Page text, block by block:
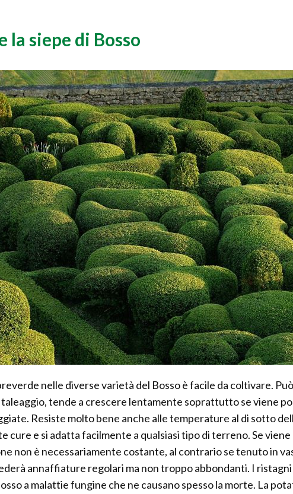
la siepe di Bosso
nelle diverse varietà del Bosso è facile da coltivare.
tende a crescere lentamente soprattutto se viene
Resiste molto bene anche alle temperature al di sotto
cure e si adatta facilmente a qualsiasi tipo di terreno. Se
non è necessariamente costante, al contrario se tenuto in
annaffiature regolari ma non troppo abbondanti. I
a malattie fungine che ne causano spesso la morte. La